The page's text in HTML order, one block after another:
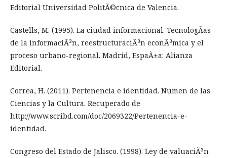
Editorial Universidad PolitÃ©cnica de Valencia.
Castells, M. (1995). La ciudad informacional. TecnologÃ­as
de la informaciÃ³n, reestructuraciÃ³n econÃ³mica y el
proceso urbano-regional. Madrid, EspaÃ±a: Alianza
Editorial.
Correa, H. (2011). Pertenencia e identidad. Numen de las
Ciencias y la Cultura. Recuperado de
http://www.scribd.com/doc/2069322/Pertenencia-e-
identidad.
Congreso del Estado de Jalisco. (1998). Ley de valuaciÃ³n